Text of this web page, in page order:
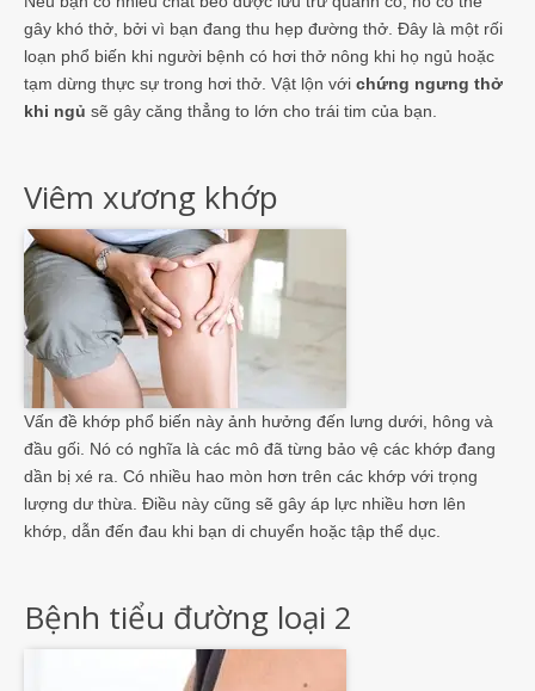
gây khó thở, bởi vì bạn đang thu hẹp đường thở. Đây là một rối
loạn phổ biến khi người bệnh có hơi thở nông khi họ ngủ hoặc
tạm dừng thực sự trong hơi thở. Vật lộn với chứng ngưng thở
khi ngủ sẽ gây căng thẳng to lớn cho trái tim của bạn.
Viêm xương khớp
Vấn đề khớp phổ biến này ảnh hưởng đến lưng dưới, hông và
đầu gối. Nó có nghĩa là các mô đã từng bảo vệ các khớp đang
dần bị xé ra. Có nhiều hao mòn hơn trên các khớp với trọng
lượng dư thừa. Điều này cũng sẽ gây áp lực nhiều hơn lên
khớp, dẫn đến đau khi bạn di chuyển hoặc tập thể dục.
Bệnh tiểu đường loại 2